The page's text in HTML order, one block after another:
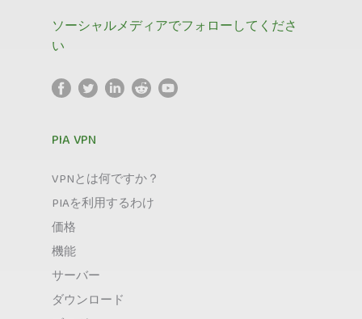
ソーシャルメディアでフォローしてくださ
い
PIA VPN
VPNとは何ですか？
PIAを利用するわけ
価格
機能
サーバー
ダウンロード